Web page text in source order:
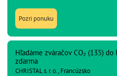
Pozri ponuku
Hľadáme zváračov CO₂ (135)
zdarma
CHRISTAL s. r. o., Francúzsko